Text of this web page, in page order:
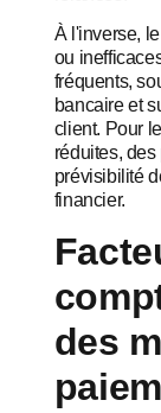
À l'inverse,
ou
fréquents,
bancaire et
client. Pour
réduites,
prévisibilité
financier.
des